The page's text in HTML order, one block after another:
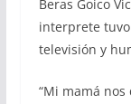
Beras Goico
interprete
televisión y
“Mi mamá